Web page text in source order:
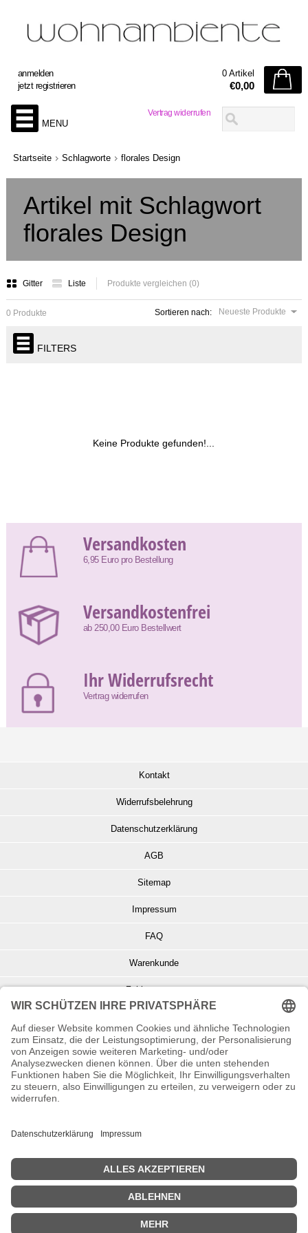
Vertrag widerrufen
anmelden
jetzt registrieren
0 Artikel
€0,00
MENU
Startseite Schlagworte florales Design
Artikel mit Schlagwort
florales Design
Gitter Liste Produkte vergleichen (0)
Sortieren nach: Neueste Produkte
0 Produkte
FILTERS
Keine Produkte gefunden!...
Versandkosten
6,95 Euro pro Bestellung
Versandkostenfrei
ab 250,00 Euro Bestellwert
Ihr Widerrufsrecht
Vertrag widerrufen
Kontakt
Widerrufsbelehrung
Datenschutzerklärung
AGB
Sitemap
Impressum
FAQ
Warenkunde
Zahlungsarten
Info zu Elektro- u. Elektronikgeräten
Batterieentsorgung
Informationen zur Echtheit von Kundenbewertungen
© Copyright 2026 Wohnambiente-Shop